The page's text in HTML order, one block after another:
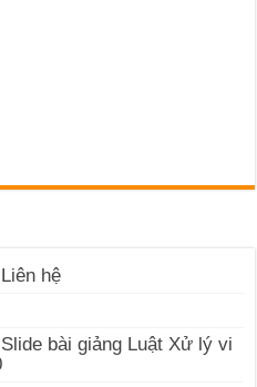
Liên hệ
Slide bài giảng Luật Xử lý vi